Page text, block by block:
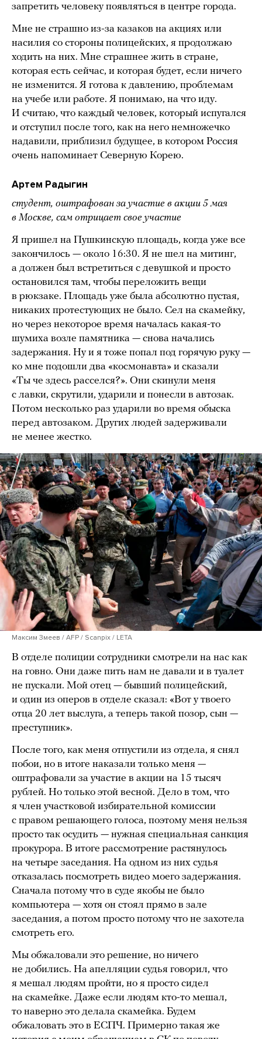
запретить человеку появляться в центре города.
Мне не страшно из-за казаков на акциях или
насилия со стороны полицейских, я продолжаю
ходить на них. Мне страшнее жить в стране,
которая есть сейчас, и которая будет, если ничего
не изменится. Я готова к давлению, проблемам
на учебе или работе. Я понимаю, на что иду.
И считаю, что каждый человек, который испугался
и отступил после того, как на него немножечко
надавили, приблизил будущее, в котором Россия
очень напоминает Северную Корею.
Артем Радыгин
студент, оштрафован за участие в акции 5 мая
в Москве, сам отрицает свое участие
Я пришел на Пушкинскую площадь, когда уже все
закончилось — около 16:30. Я не шел на митинг,
а должен был встретиться с девушкой и просто
остановился там, чтобы переложить вещи
в рюкзаке. Площадь уже была абсолютно пустая,
никаких протестующих не было. Сел на скамейку,
но через некоторое время началась какая-то
шумиха возле памятника — снова начались
задержания. Ну и я тоже попал под горячую руку —
ко мне подошли два «космонавта» и сказали
«Ты че здесь расселся?». Они скинули меня
с лавки, скрутили, ударили и понесли в автозак.
Потом несколько раз ударили во время обыска
перед автозаком. Других людей задерживали
не менее жестко.
Максим Змеев / AFP / Scanpix / LETA
В отделе полиции сотрудники смотрели на нас как
на говно. Они даже пить нам не давали и в туалет
не пускали. Мой отец — бывший полицейский,
и один из оперов в отделе сказал: «Вот у твоего
отца 20 лет выслуга, а теперь такой позор, сын —
преступник».
После того, как меня отпустили из отдела, я снял
побои, но в итоге наказали только меня —
оштрафовали за участие в акции на 15 тысяч
рублей. Но только этой весной. Дело в том, что
я член участковой избирательной комиссии
с правом решающего голоса, поэтому меня нельзя
просто так осудить — нужная специальная санкция
прокурора. В итоге рассмотрение растянулось
на четыре заседания. На одном из них судья
отказалась посмотреть видео моего задержания.
Сначала потому что в суде якобы не было
компьютера — хотя он стоял прямо в зале
заседания, а потом просто потому что не захотела
смотреть его.
Мы обжаловали это решение, но ничего
не добились. На апелляции судья говорил, что
я мешал людям пройти, но я просто сидел
на скамейке. Даже если людям кто-то мешал,
то наверно это делала скамейка. Будем
обжаловать это в ЕСПЧ. Примерно такая же